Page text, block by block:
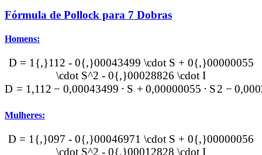
Fórmula de Pollock para 7 Dobras
Homens:
D = 1{,}112 - 0{,}00043499 \cdot S + 0{,}00000055
\cdot S^2 - 0{,}00028826 \cdot I
D = 1 ,112 − 0,00043499 ⋅ S + 0,00000055 ⋅ S2 − 0,
Mulheres:
D = 1{,}097 - 0{,}00046971 \cdot S + 0{,}00000056
\cdot S^2 - 0{,}00012828 \cdot I